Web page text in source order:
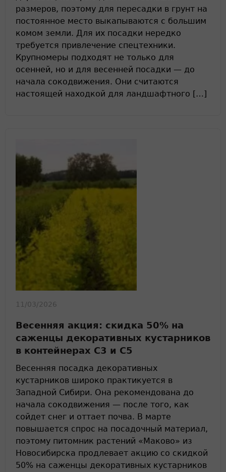
размеров, поэтому для пересадки в грунт на
постоянное место выкапываются с большим
комом земли. Для их посадки нередко
требуется привлечение спецтехники.
Крупномеры подходят не только для
осенней, но и для весенней посадки — до
начала сокодвижения. Они считаются
настоящей находкой для ландшафтного […]
11/03/2026
Весенняя акция: скидка 50% на
саженцы декоративных кустарников
в контейнерах С3 и С5
Весенняя посадка декоративных
кустарников широко практикуется в
Западной Сибири. Она рекомендована до
начала сокодвижения — после того, как
сойдет снег и оттает почва. В марте
повышается спрос на посадочный материал,
поэтому питомник растений «Маково» из
Новосибирска продлевает акцию со скидкой
50% на саженцы декоративных кустарников